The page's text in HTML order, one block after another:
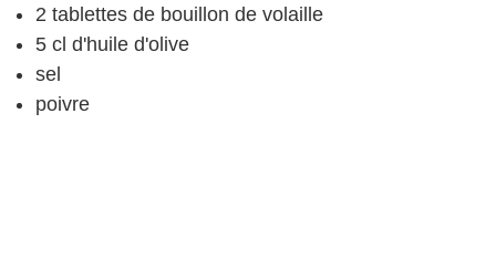
2 tablettes de bouillon de volaille
5 cl d'huile d'olive
sel
poivre